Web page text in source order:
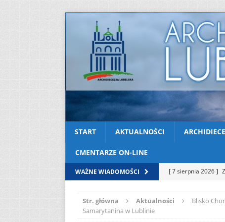
START AKTUALNOŚCI
CMENTARZE ON-LINE
WAŻNE WIADOMOŚCI [ 7 sierpnia 2026 ]
soboty
Str. główna Aktualności
Blisko
Samarytanina w Lublinie